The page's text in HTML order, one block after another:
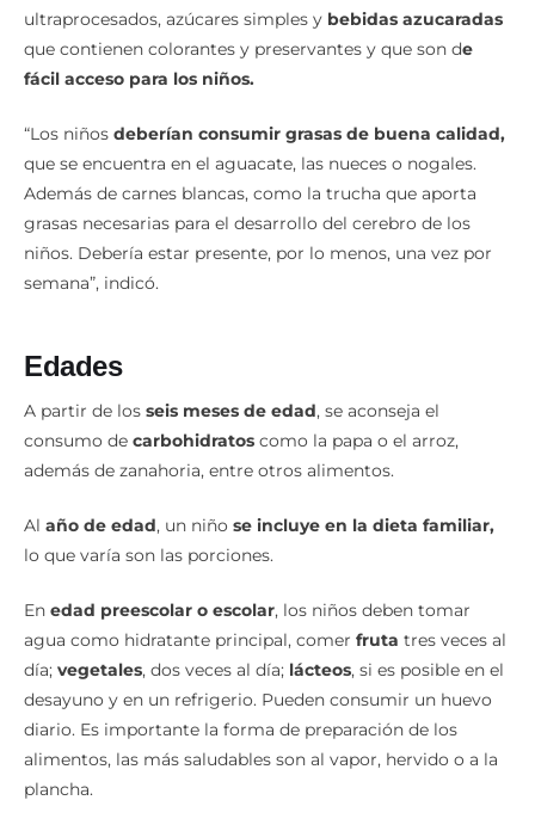
ultraprocesados, azúcares simples y bebidas azucaradas
que contienen colorantes y preservantes y que son de
fácil acceso para los niños.
“Los niños deberían consumir grasas de buena calidad,
que se encuentra en el aguacate, las nueces o nogales.
Además de carnes blancas, como la trucha que aporta
grasas necesarias para el desarrollo del cerebro de los
niños. Debería estar presente, por lo menos, una vez por
semana”, indicó.
Edades
A partir de los seis meses de edad, se aconseja el
consumo de carbohidratos como la papa o el arroz,
además de zanahoria, entre otros alimentos.
Al año de edad, un niño se incluye en la dieta familiar,
lo que varía son las porciones.
En edad preescolar o escolar, los niños deben tomar
agua como hidratante principal, comer fruta tres veces al
día; vegetales, dos veces al día; lácteos, si es posible en el
desayuno y en un refrigerio. Pueden consumir un huevo
diario. Es importante la forma de preparación de los
alimentos, las más saludables son al vapor, hervido o a la
plancha.